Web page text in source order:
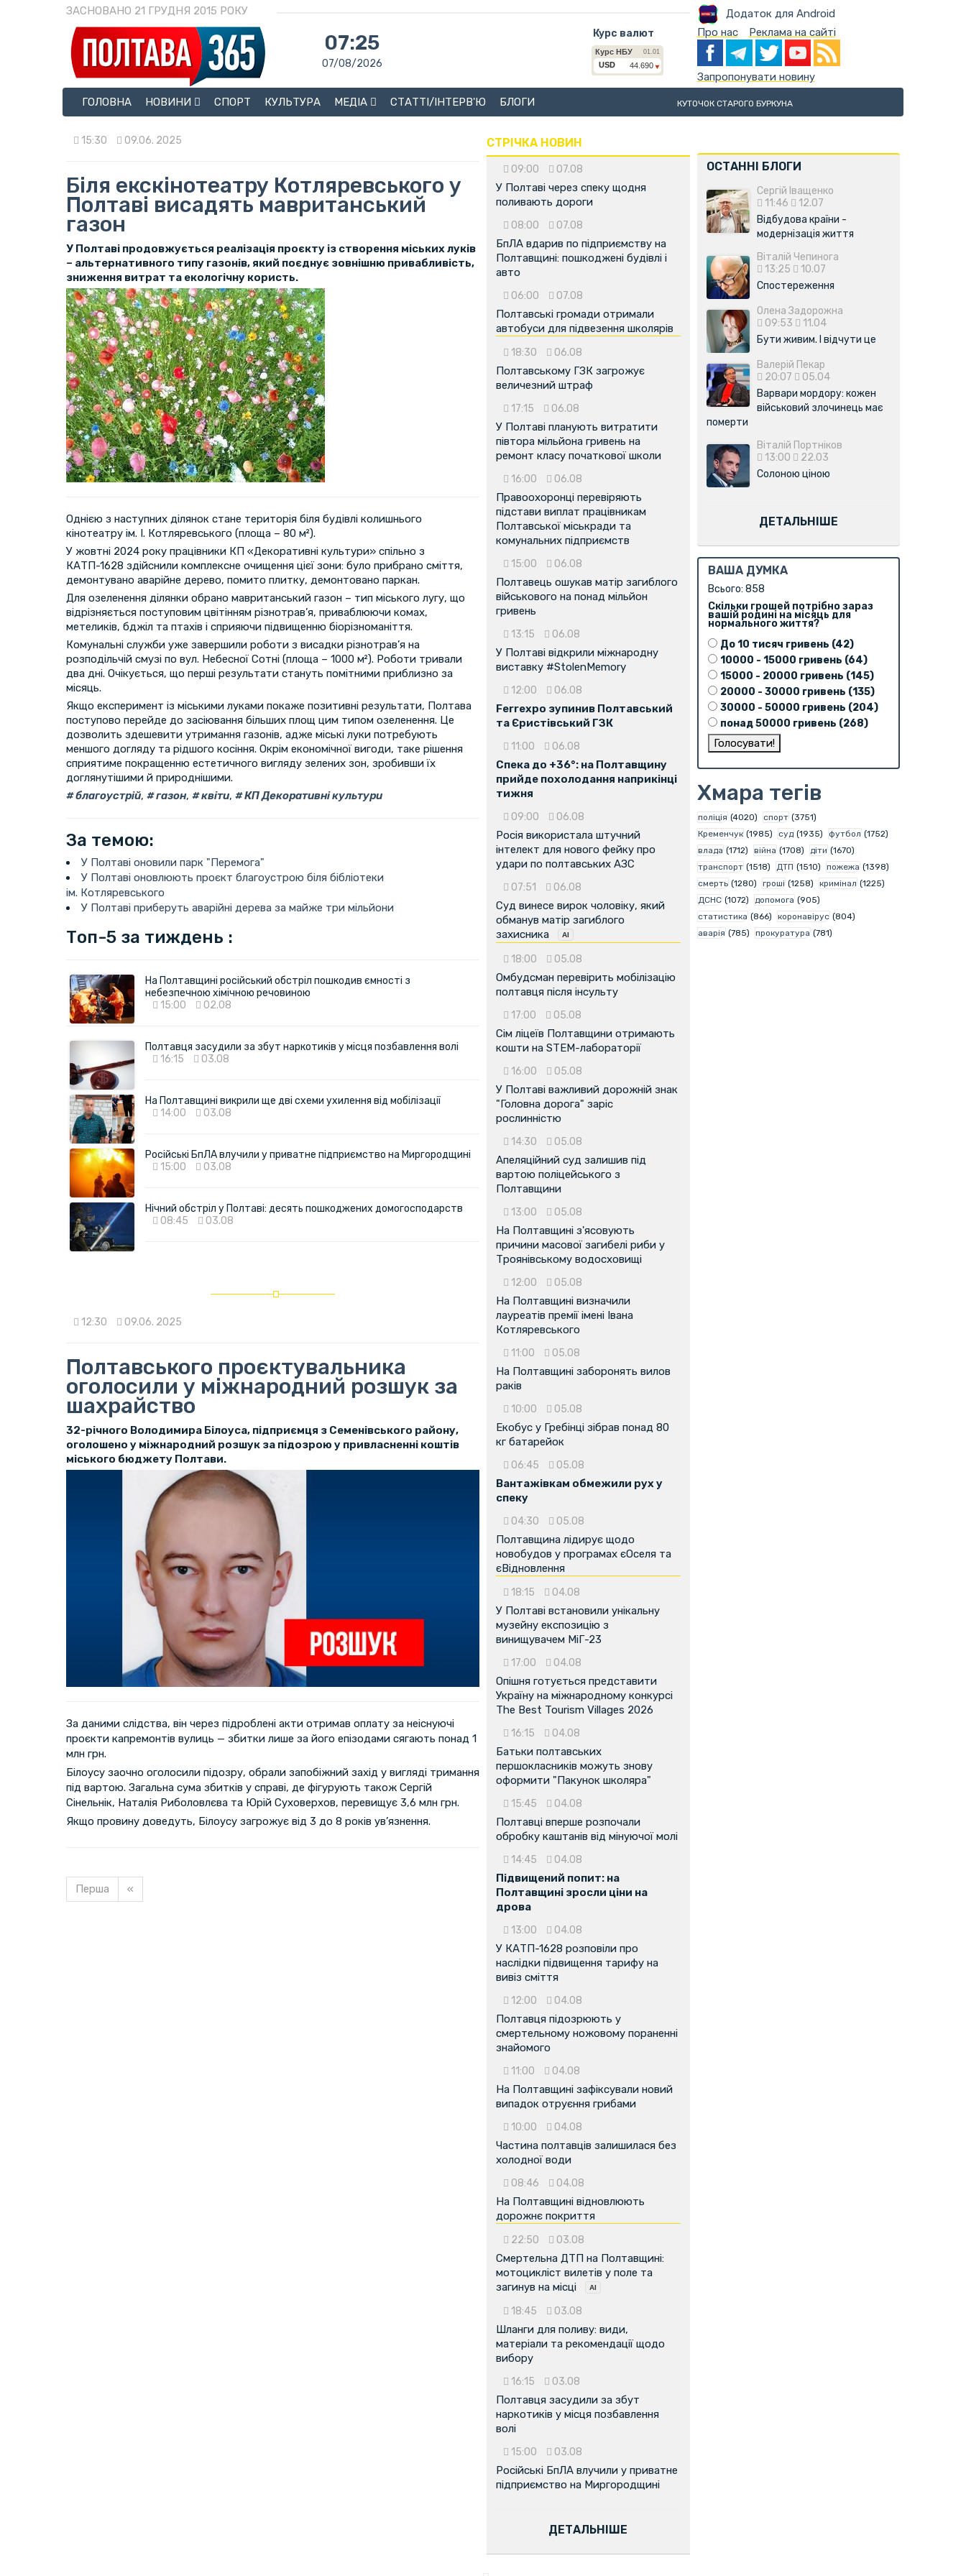
ЗАСНОВАНО 21 ГРУДНЯ 2015 РОКУ Додаток для Android
07:25
07/08/2026
Курс валют Про нас Реклама на сайті
Запропонувати новину
ГОЛОВНА
НОВИНИ СПОРТ КУЛЬТУРА МЕДІА СТАТТІ/ІНТЕРВ'Ю БЛОГИ КУТОЧОК СТАРОГО БУРКУНА
15:30 09.06. 2025
Біля екскінотеатру Котляревського у
Полтаві висадять мавританський
газон
У Полтаві продовжується реалізація проєкту із створення міських луків
– альтернативного типу газонів, який поєднує зовнішню привабливість,
зниження витрат та екологічну користь.
Однією з наступних ділянок стане територія біля будівлі колишнього
кінотеатру ім. І. Котляревського (площа – 80 м²).
У жовтні 2024 року працівники КП «Декоративні культури» спільно з
КАТП-1628 здійснили комплексне очищення цієї зони: було прибрано сміття,
демонтувано аварійне дерево, помито плитку, демонтовано паркан.
Для озеленення ділянки обрано мавританський газон – тип міського лугу, що
відрізняється поступовим цвітінням різнотрав’я, приваблюючи комах,
метеликів, бджіл та птахів і сприяючи підвищенню біорізноманіття.
Комунальні служби уже завершили роботи з висадки різнотрав’я на
розподільчій смузі по вул. Небесної Сотні (площа – 1000 м²). Роботи тривали
два дні. Очікується, що перші результати стануть помітними приблизно за
місяць.
Якщо експеримент із міськими луками покаже позитивні результати, Полтава
поступово перейде до засіювання більших площ цим типом озеленення. Це
дозволить здешевити утримання газонів, адже міські луки потребують
меншого догляду та рідшого косіння. Окрім економічної вигоди, таке рішення
сприятиме покращенню естетичного вигляду зелених зон, зробивши їх
доглянутішими й природнішими.
благоустрій, газон, квіти, КП Декоративні культури
За темою:
У Полтаві оновили парк "Перемога"
У Полтаві оновлюють проєкт благоустрою біля бібліотеки
ім. Котляревського
У Полтаві приберуть аварійні дерева за майже три мільйони
Топ-5 за тиждень :
На Полтавщині російський обстріл пошкодив ємності з
небезпечною хімічною речовиною
15:00
02.08
Полтавця засудили за збут наркотиків у місця позбавлення волі
16:15
03.08
На Полтавщині викрили ще дві схеми ухилення від мобілізації
14:00
03.08
Російські БпЛА влучили у приватне підприємство на Миргородщині
15:00
03.08
Нічний обстріл у Полтаві: десять пошкоджених домогосподарств
08:45
03.08
12:30 09.06. 2025
Полтавського проєктувальника
оголосили у міжнародний розшук за
шахрайство
32-річного Володимира Білоуса, підприємця з Семенівського району,
оголошено у міжнародний розшук за підозрою у привласненні коштів
міського бюджету Полтави.
За даними слідства, він через підроблені акти отримав оплату за неіснуючі
проєкти капремонтів вулиць — збитки лише за його епізодами сягають понад 1
млн грн.
Білоусу заочно оголосили підозру, обрали запобіжний захід у вигляді тримання
під вартою. Загальна сума збитків у справі, де фігурують також Сергій
Сінельнік, Наталія Риболовлєва та Юрій Суховерхов, перевищує 3,6 млн грн.
Якщо провину доведуть, Білоусу загрожує від 3 до 8 років ув’язнення.
Перша «
СТРІЧКА НОВИН
09:00 07.08
У Полтаві через спеку щодня
поливають дороги
08:00 07.08
БпЛА вдарив по підприємству на
Полтавщині: пошкоджені будівлі і
авто
06:00 07.08
Полтавські громади отримали
автобуси для підвезення школярів
18:30 06.08
Полтавському ГЗК загрожує
величезний штраф
17:15 06.08
У Полтаві планують витратити
півтора мільйона гривень на
ремонт класу початкової школи
16:00 06.08
Правоохоронці перевіряють
підстави виплат працівникам
Полтавської міськради та
комунальних підприємств
15:00 06.08
Полтавець ошукав матір загиблого
військового на понад мільйон
гривень
13:15 06.08
У Полтаві відкрили міжнародну
виставку #StolenMemory
12:00 06.08
Ferrexpo зупинив Полтавський
та Єристівський ГЗК
11:00 06.08
Спека до +36°: на Полтавщину
прийде похолодання наприкінці
тижня
09:00 06.08
Росія використала штучний
інтелект для нового фейку про
удари по полтавських АЗС
07:51 06.08
Суд винесе вирок чоловіку, який
обманув матір загиблого
захисника
18:00 05.08
Омбудсман перевірить мобілізацію
полтавця після інсульту
17:00 05.08
Сім ліцеїв Полтавщини отримають
кошти на STEM-лабораторії
16:00 05.08
У Полтаві важливий дорожній знак
"Головна дорога" заріс
рослинністю
14:30 05.08
Апеляційний суд залишив під
вартою поліцейського з
Полтавщини
13:00 05.08
На Полтавщині з'ясовують
причини масової загибелі риби у
Троянівському водосховищі
12:00 05.08
На Полтавщині визначили
лауреатів премії імені Івана
Котляревського
11:00 05.08
На Полтавщині заборонять вилов
раків
10:00 05.08
Екобус у Гребінці зібрав понад 80
кг батарейок
06:45 05.08
Вантажівкам обмежили рух у
спеку
04:30 05.08
Полтавщина лідирує щодо
новобудов у програмах єОселя та
єВідновлення
18:15 04.08
У Полтаві встановили унікальну
музейну експозицію з
винищувачем МіГ-23
17:00 04.08
Опішня готується представити
Україну на міжнародному конкурсі
The Best Tourism Villages 2026
16:15 04.08
Батьки полтавських
першокласників можуть знову
оформити "Пакунок школяра"
15:45 04.08
Полтавці вперше розпочали
обробку каштанів від мінуючої молі
14:45 04.08
Підвищений попит: на
Полтавщині зросли ціни на
дрова
13:00 04.08
У КАТП-1628 розповіли про
наслідки підвищення тарифу на
вивіз сміття
12:00 04.08
Полтавця підозрюють у
смертельному ножовому пораненні
знайомого
11:00 04.08
На Полтавщині зафіксували новий
випадок отруєння грибами
10:00 04.08
Частина полтавців залишилася без
холодної води
08:46 04.08
На Полтавщині відновлюють
дорожнє покриття
22:50 03.08
Смертельна ДТП на Полтавщині:
мотоцикліст вилетів у поле та
загинув на місці
18:45 03.08
Шланги для поливу: види,
матеріали та рекомендації щодо
вибору
16:15 03.08
Полтавця засудили за збут
наркотиків у місця позбавлення
волі
15:00 03.08
Російські БпЛА влучили у приватне
підприємство на Миргородщині
ДЕТАЛЬНІШЕ
ОСТАННІ БЛОГИ
Сергій Іващенко
11:46
12.07
Відбудова країни -
модернізація життя
Віталій Чепинога
13:25
10.07
Спостереження
Олена Задорожна
09:53
11.04
Бути живим. І відчути це
Валерій Пекар
20:07
05.04
Варвари мордору: кожен
військовий злочинець має
померти
Віталій Портніков
13:00
22.03
Солоною ціною
ДЕТАЛЬНІШЕ
ВАША ДУМКА
Всього: 858
Скільки грошей потрібно зараз
вашій родині на місяць для
нормального життя?
До 10 тисяч гривень (42)
10000 - 15000 гривень (64)
15000 - 20000 гривень (145)
20000 - 30000 гривень (135)
30000 - 50000 гривень (204)
понад 50000 гривень (268)
Хмара тегів
поліція (4020) спорт (3751)
Кременчук (1985) суд (1935) футбол (1752)
влада (1712) війна (1708) діти (1670)
транспорт (1518) ДТП (1510) пожежа (1398)
смерть (1280) гроші (1258) кримінал (1225)
ДСНС (1072) допомога (905)
статистика (866) коронавірус (804)
аварія (785) прокуратура (781)